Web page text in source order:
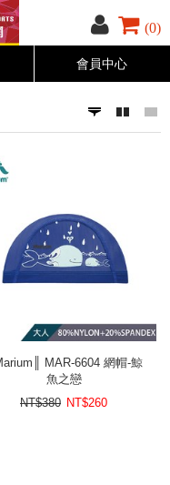
(0)
會員中心
MAR-6604 網帽-鯨
魚之戀
NT$380 NT$260